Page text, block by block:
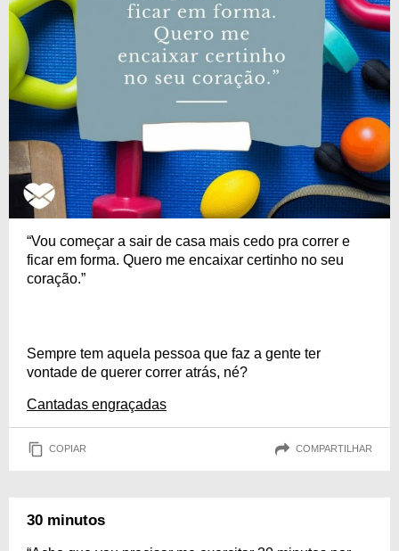
“Vou começar a sair de casa mais cedo pra correr e
ficar em forma. Quero me encaixar certinho no seu
coração.”
Sempre tem aquela pessoa que faz a gente ter
vontade de querer correr atrás, né?
Cantadas engraçadas
COPIAR COMPARTILHAR
30 minutos